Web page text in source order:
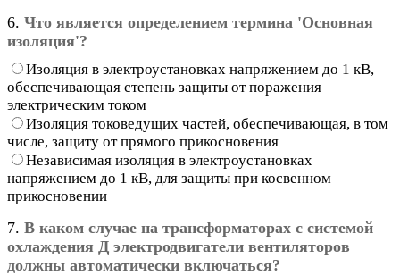
6. Что является определением термина 'Основная
изоляция'?
Изоляция в электроустановках напряжением до 1 кВ,
обеспечивающая степень защиты от поражения
электрическим током
Изоляция токоведущих частей, обеспечивающая, в том
числе, защиту от прямого прикосновения
Независимая изоляция в электроустановках
напряжением до 1 кВ, для защиты при косвенном
прикосновении
7. В каком случае на трансформаторах с системой
охлаждения Д электродвигатели вентиляторов
должны автоматически включаться?